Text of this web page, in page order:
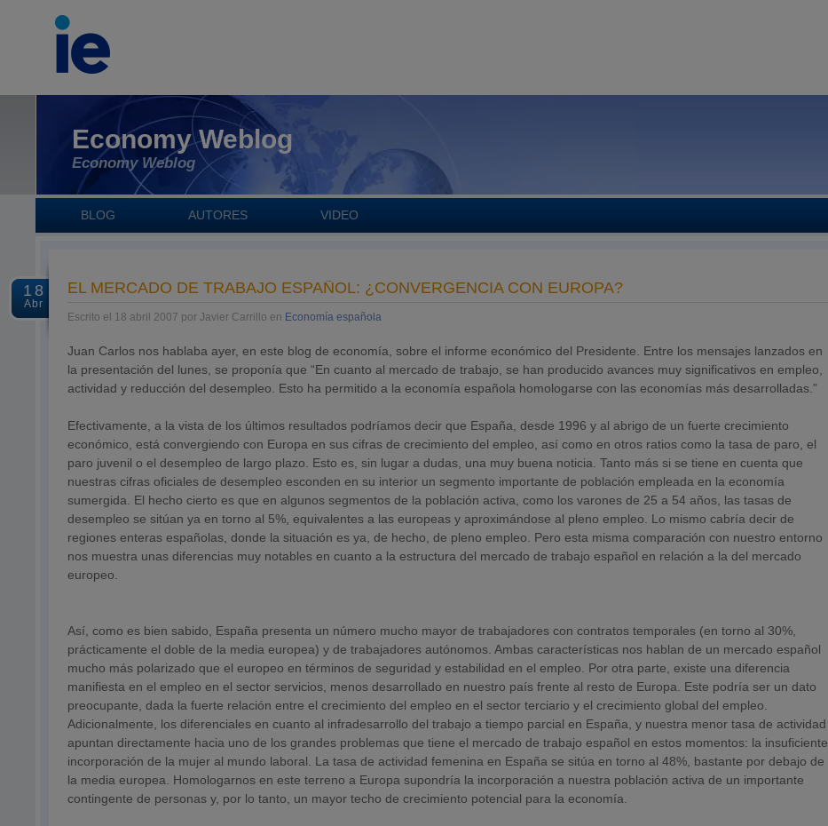
Economy Weblog
Economy Weblog
BLOG AUTORES VIDEO
18
Abr
EL MERCADO DE TRABAJO ESPAÑOL: ¿CONVERGENCIA CON EUROPA?
Escrito el 18 abril 2007 por Javier Carrillo en Economía española
Juan Carlos nos hablaba ayer, en este blog de economía, sobre el informe económico del Presidente. Entre los mensajes lanzados en
la presentación del lunes, se proponía que “En cuanto al mercado de trabajo, se han producido avances muy significativos en empleo,
actividad y reducción del desempleo. Esto ha permitido a la economía española homologarse con las economías más desarrolladas.”
Efectivamente, a la vista de los últimos resultados podríamos decir que España, desde 1996 y al abrigo de un fuerte crecimiento
económico, está convergiendo con Europa en sus cifras de crecimiento del empleo, así como en otros ratios como la tasa de paro, el
paro juvenil o el desempleo de largo plazo. Esto es, sin lugar a dudas, una muy buena noticia. Tanto más si se tiene en cuenta que
nuestras cifras oficiales de desempleo esconden en su interior un segmento importante de población empleada en la economía
sumergida. El hecho cierto es que en algunos segmentos de la población activa, como los varones de 25 a 54 años, las tasas de
desempleo se sitúan ya en torno al 5%, equivalentes a las europeas y aproximándose al pleno empleo. Lo mismo cabría decir de
regiones enteras españolas, donde la situación es ya, de hecho, de pleno empleo. Pero esta misma comparación con nuestro entorno
nos muestra unas diferencias muy notables en cuanto a la estructura del mercado de trabajo español en relación a la del mercado
europeo.
Así, como es bien sabido, España presenta un número mucho mayor de trabajadores con contratos temporales (en torno al 30%,
prácticamente el doble de la media europea) y de trabajadores autónomos. Ambas características nos hablan de un mercado español
mucho más polarizado que el europeo en términos de seguridad y estabilidad en el empleo. Por otra parte, existe una diferencia
manifiesta en el empleo en el sector servicios, menos desarrollado en nuestro país frente al resto de Europa. Este podría ser un dato
preocupante, dada la fuerte relación entre el crecimiento del empleo en el sector terciario y el crecimiento global del empleo.
Adicionalmente, los diferenciales en cuanto al infradesarrollo del trabajo a tiempo parcial en España, y nuestra menor tasa de actividad
apuntan directamente hacia uno de los grandes problemas que tiene el mercado de trabajo español en estos momentos: la insuficiente
incorporación de la mujer al mundo laboral. La tasa de actividad femenina en España se sitúa en torno al 48%, bastante por debajo de
la media europea. Homologarnos en este terreno a Europa supondría la incorporación a nuestra población activa de un importante
contingente de personas y, por lo tanto, un mayor techo de crecimiento potencial para la economía.